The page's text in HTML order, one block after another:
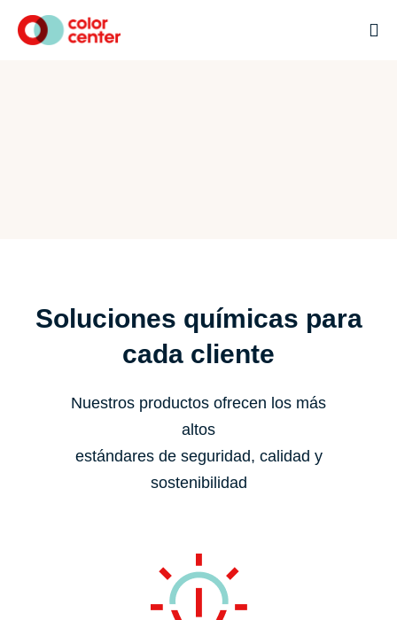
Soluciones químicas para
cada cliente
Nuestros productos ofrecen los más
altos
estándares de seguridad, calidad y
sostenibilidad